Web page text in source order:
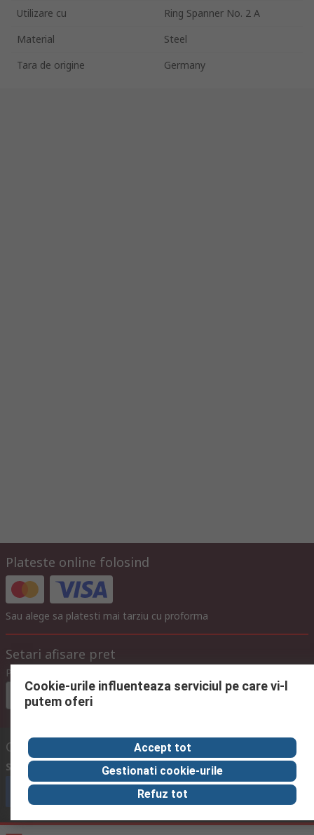
Utilizare cu
Ring Spanner No. 2 A
Material
Steel
Tara de origine
Germany
Plateste online folosind
Sau alege sa platesti mai tarziu cu proforma
Setari afisare pret
Preturi
Euro (€)
Contacteaza-ne
Suna
in intervalul 08:00 – 17:00, L-V
Suna echipa de suport
Cookie-urile influenteaza serviciul pe care vi-l
putem oferi
Accept tot
Gestionati cookie-urile
Refuz tot